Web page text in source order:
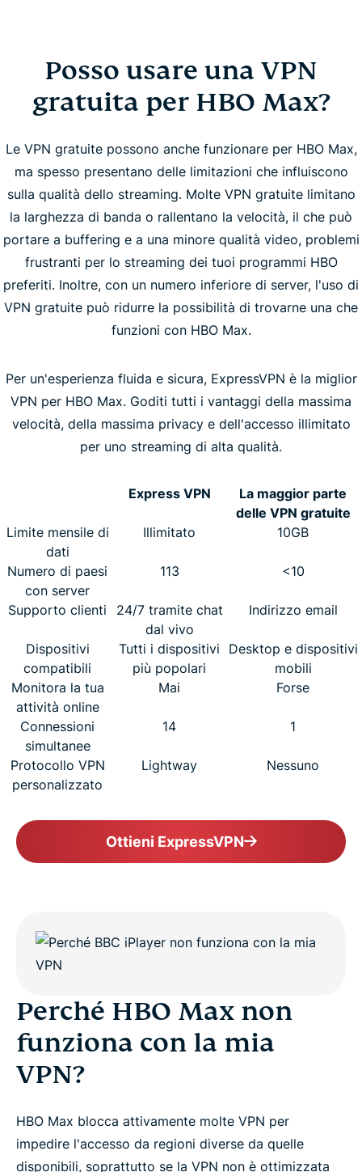
Posso usare una VPN
gratuita per HBO Max?
Le VPN gratuite possono anche funzionare per HBO Max,
ma spesso presentano delle limitazioni che influiscono
sulla qualità dello streaming. Molte VPN gratuite limitano
la larghezza di banda o rallentano la velocità, il che può
portare a buffering e a una minore qualità video, problemi
frustranti per lo streaming dei tuoi programmi HBO
preferiti. Inoltre, con un numero inferiore di server, l'uso di
VPN gratuite può ridurre la possibilità di trovarne una che
funzioni con HBO Max.
Per un'esperienza fluida e sicura, ExpressVPN è la miglior
VPN per HBO Max. Goditi tutti i vantaggi della massima
velocità, della massima privacy e dell'accesso illimitato
per uno streaming di alta qualità.
Express VPN
La maggior parte
delle VPN gratuite
Limite mensile di
dati
Illimitato 10GB
Numero di paesi
con server
113 <10
Supporto clienti
24/7 tramite chat
dal vivo
Indirizzo email
Dispositivi
compatibili
Tutti i dispositivi
più popolari
Desktop e dispositivi
mobili
Monitora la tua
attività online
Mai Forse
Connessioni
simultanee
14 1
Protocollo VPN
personalizzato
Lightway Nessuno
Ottieni ExpressVPN
Perché HBO Max non
funziona con la mia
VPN?
HBO Max blocca attivamente molte VPN per
impedire l'accesso da regioni diverse da quelle
disponibili, soprattutto se la VPN non è ottimizzata